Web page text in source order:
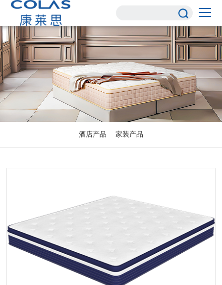
酒店产品 家装产品